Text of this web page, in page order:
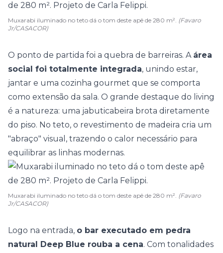
Muxarabi iluminado no teto dá o tom deste apê de 280 m². (Favaro
Jr/CASACOR)
O ponto de partida foi a quebra de barreiras. A área
social foi totalmente integrada, unindo estar,
jantar e uma cozinha gourmet que se comporta
como extensão da sala. O grande destaque do living
é a natureza: uma jabuticabeira brota diretamente
do piso. No teto, o revestimento de madeira cria um
"abraço" visual, trazendo o calor necessário para
equilibrar as linhas modernas.
Muxarabi iluminado no teto dá o tom deste apê de 280 m². (Favaro
Jr/CASACOR)
Logo na entrada, o bar executado em pedra
natural Deep Blue rouba a cena. Com tonalidades